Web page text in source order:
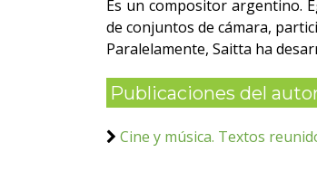
Es un compositor argentino.
de conjuntos de cámara,
Paralelamente, Saitta ha
Publicaciones del
Cine y música. Textos